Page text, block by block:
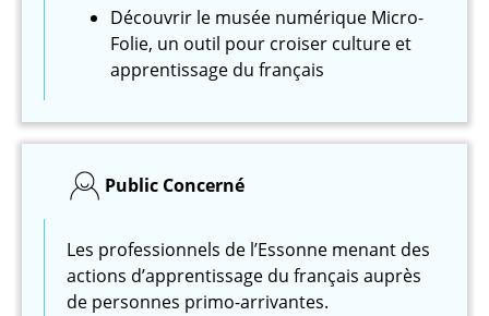
Découvrir le musée numérique Micro-
Folie, un outil pour croiser culture et
apprentissage du français
Public Concerné
Les professionnels de l’Essonne menant des
actions d’apprentissage du français auprès
de personnes primo-arrivantes.